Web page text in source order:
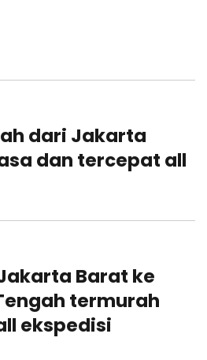
dari Jakarta
dan tercepat all
Barat ke
termurah
ekspedisi